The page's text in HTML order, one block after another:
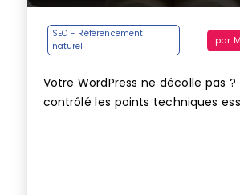
SEO - Référencement
naturel
par
Votre WordPress ne décolle pas ?
contrôlé les points techniques